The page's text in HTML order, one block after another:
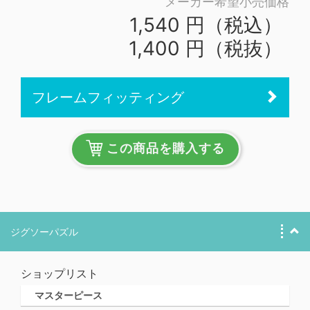
1,540 円（税込）
1,400 円（税抜）
フレームフィッティング
この商品を購入する
ジグソーパズル
ショップリスト
マスターピース